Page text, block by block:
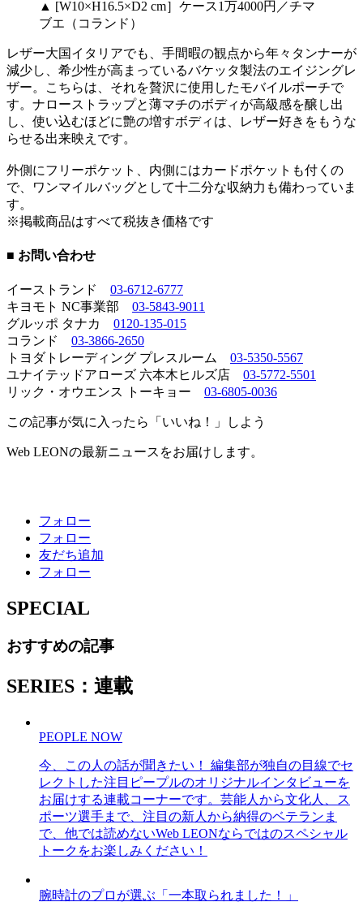
▲ [W10×H16.5×D2 cm］ケース1万4000円／チマ
ブエ（コランド）
レザー大国イタリアでも、手間暇の観点から年々タンナーが
減少し、希少性が高まっているバケッタ製法のエイジングレ
ザー。こちらは、それを贅沢に使用したモバイルポーチで
す。ナローストラップと薄マチのボディが高級感を醸し出
し、使い込むほどに艶の増すボディは、レザー好きをもうな
らせる出来映えです。
外側にフリーポケット、内側にはカードポケットも付くの
で、ワンマイルバッグとして十二分な収納力も備わっていま
す。
※掲載商品はすべて税抜き価格です
■ お問い合わせ
イーストランド 03-6712-6777
キヨモト NC事業部 03-5843-9011
グルッポ タナカ 0120-135-015
コランド 03-3866-2650
トヨダトレーディング プレスルーム 03-5350-5567
ユナイテッドアローズ 六本木ヒルズ店 03-5772-5501
リック・オウエンス トーキョー 03-6805-0036
この記事が気に入ったら「いいね！」しよう
Web LEONの最新ニュースをお届けします。
フォロー
フォロー
友だち追加
フォロー
SPECIAL
おすすめの記事
SERIES：連載
PEOPLE NOW
今、この人の話が聞きたい！ 編集部が独自の目線でセ
レクトした注目ピープルのオリジナルインタビューを
お届けする連載コーナーです。芸能人から文化人、ス
ポーツ選手まで、注目の新人から納得のベテランま
で、他では読めないWeb LEONならではのスペシャル
トークをお楽しみください！
腕時計のプロが選ぶ「一本取られました！」